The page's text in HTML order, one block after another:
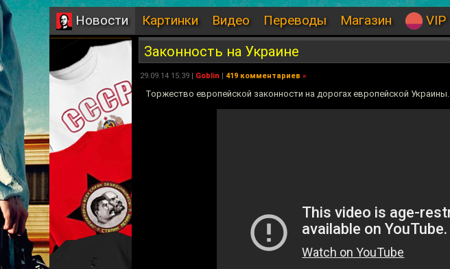
Новости Картинки Видео Переводы Магазин VIP
Законность на Украине
29.09.14 15:39 | Goblin | 419 комментариев »
Торжество европейской законности на дорогах европейской Украины.